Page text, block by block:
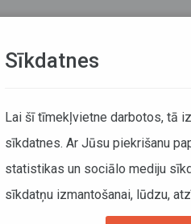
reģionālo autobusu maršrutu reisos
Sīkdatnes
Lai šī tīmekļvietne darbotos, tā
sīkdatnes. Ar Jūsu piekrišanu
statistikas un sociālo mediju
sīkdatņu izmantošanai, lūdzu,